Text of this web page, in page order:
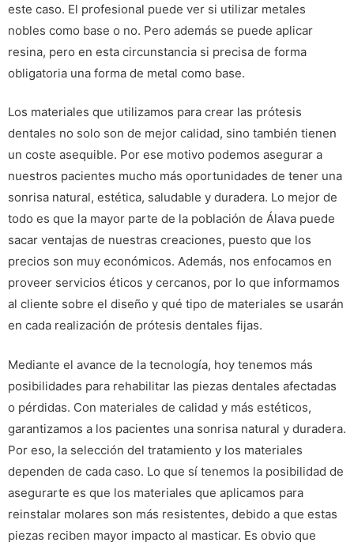
este caso. El profesional puede ver si utilizar metales
nobles como base o no. Pero además se puede aplicar
resina, pero en esta circunstancia si precisa de forma
obligatoria una forma de metal como base.
Los materiales que utilizamos para crear las prótesis
dentales no solo son de mejor calidad, sino también tienen
un coste asequible. Por ese motivo podemos asegurar a
nuestros pacientes mucho más oportunidades de tener una
sonrisa natural, estética, saludable y duradera. Lo mejor de
todo es que la mayor parte de la población de Álava puede
sacar ventajas de nuestras creaciones, puesto que los
precios son muy económicos. Además, nos enfocamos en
proveer servicios éticos y cercanos, por lo que informamos
al cliente sobre el diseño y qué tipo de materiales se usarán
en cada realización de prótesis dentales fijas.
Mediante el avance de la tecnología, hoy tenemos más
posibilidades para rehabilitar las piezas dentales afectadas
o pérdidas. Con materiales de calidad y más estéticos,
garantizamos a los pacientes una sonrisa natural y duradera.
Por eso, la selección del tratamiento y los materiales
dependen de cada caso. Lo que sí tenemos la posibilidad de
asegurarte es que los materiales que aplicamos para
reinstalar molares son más resistentes, debido a que estas
piezas reciben mayor impacto al masticar. Es obvio que